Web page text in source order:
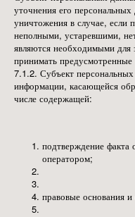
уточнения его
уничтожения в случае, если
неполными, устаревшими,
являются необходимыми для
принимать
7.1.2. Субъект
информации, касающейся
числе содержащей:
подтверждение факта
оператором;
правовые основания